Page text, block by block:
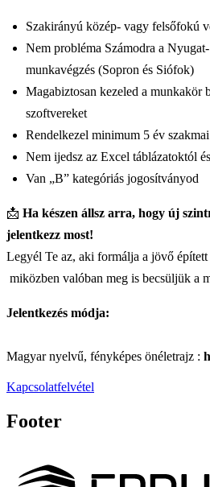
Szakirányú közép- vagy felsőfokú
Nem probléma Számodra a
munkavégzés (Sopron és Siófok)
Magabiztosan kezeled a munkakör
szoftvereket
Rendelkezel minimum 5 év
Nem ijedsz az Excel táblázatoktól
Van „B” kategóriás jogosítványod
📩 Ha készen állsz arra, hogy új
jelentkezz most!
Legyél Te az, aki formálja a jövő
miközben valóban meg is becsüljük a
Jelentkezés módja:
Magyar nyelvű, fényképes önéletrajz :
Kapcsolatfelvétel
Footer